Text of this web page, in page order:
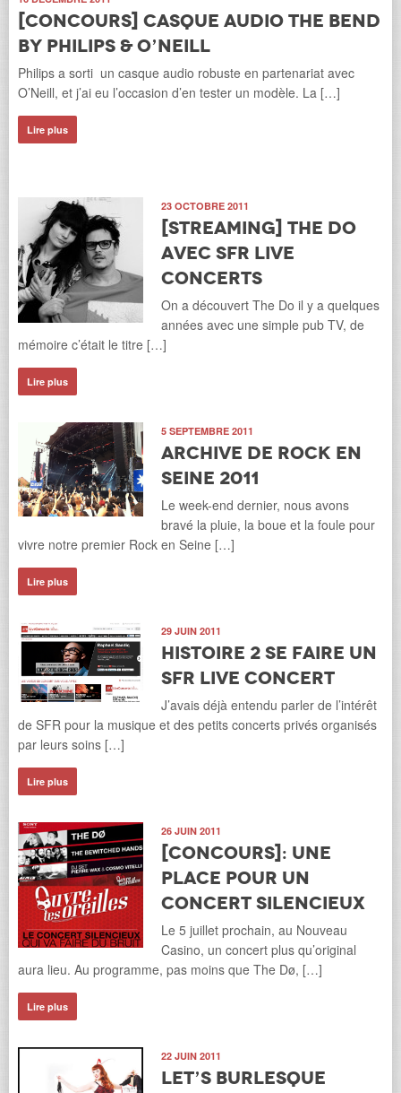
[Concours] Casque audio The Bend
by Philips & O’Neill
Philips a sorti un casque audio robuste en partenariat avec
O’Neill, et j’ai eu l’occasion d’en tester un modèle. La […]
Lire plus
23 OCTOBRE 2011
[Streaming] The Do
avec SFR Live
Concerts
On a découvert The Do il y a quelques
années avec une simple pub TV, de
mémoire c’était le titre […]
Lire plus
5 SEPTEMBRE 2011
Archive de Rock en
Seine 2011
Le week-end dernier, nous avons
bravé la pluie, la boue et la foule pour
vivre notre premier Rock en Seine […]
Lire plus
29 JUIN 2011
Histoire 2 se faire un
SFR Live Concert
J’avais déjà entendu parler de l’intérêt
de SFR pour la musique et des petits concerts privés organisés
par leurs soins […]
Lire plus
26 JUIN 2011
[Concours]: une
place pour un
concert silencieux
Le 5 juillet prochain, au Nouveau
Casino, un concert plus qu’original
aura lieu. Au programme, pas moins que The Dø, […]
Lire plus
22 JUIN 2011
Let’s Burlesque